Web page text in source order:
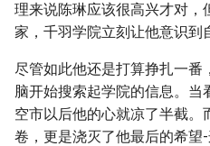
理来说陈琳应该很高兴才对，
家，千羽学院立刻让他意识到
尽管如此他还是打算挣扎一番
脑开始搜索起学院的信息。当
空市以后他的心就凉了半截
卷，更是浇灭了他最后的希望